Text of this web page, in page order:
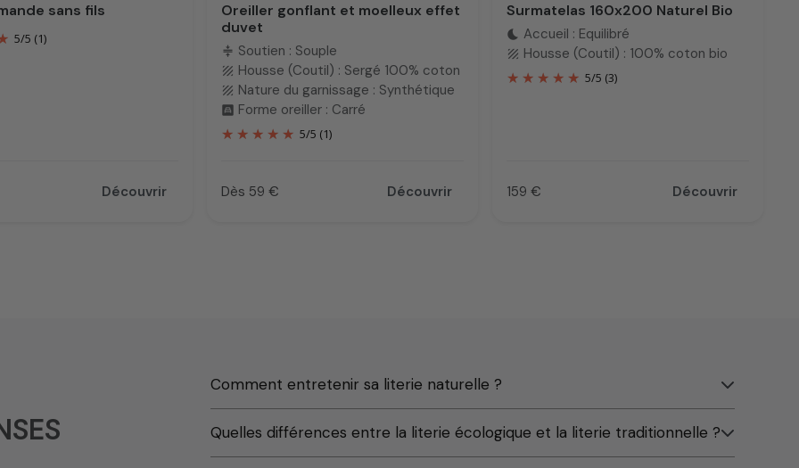
sans fils
5/5 (1)
Découvrir
Oreiller gonflant et moelleux effet
duvet
compress Soutien : Souple
texture Housse (Coutil) : Sergé 100% coton
texture Nature du garnissage : Synthétique
bedroom_child Forme oreiller : Carré
5/5 (1)
Prix
Dès 59 € Découvrir
Surmatelas 160x200 Naturel Bio
bedtime Accueil : Equilibré
texture Housse (Coutil) : 100% coton bio
5/5 (3)
Prix
159 € Découvrir
Comment entretenir sa literie naturelle ?
Quelles différences entre la literie écologique et la literie traditionnelle ?